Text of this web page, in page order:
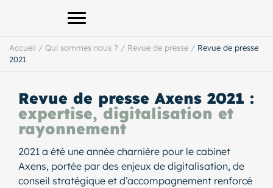
Afficher le menu principal
Accueil / Qui sommes nous ? / Revue de presse / Revue de presse
2021
Revue de presse Axens 2021 :
expertise, digitalisation et
rayonnement
2021 a été une année charnière pour le cabinet
Axens, portée par des enjeux de digitalisation, de
conseil stratégique et d’accompagnement renforcé